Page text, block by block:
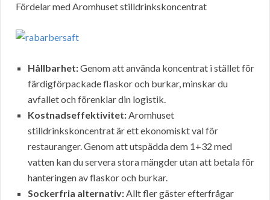
Fördelar med Aromhuset stilldrinkskoncentrat
Hållbarhet:Genom att använda koncentrat i stället för
färdigförpackade flaskor och burkar, minskar du
avfallet och förenklar din logistik.
Kostnadseffektivitet:Aromhuset
stilldrinkskoncentrat är ett ekonomiskt val för
restauranger. Genom att utspädda dem 1+32 med
vatten kan du servera stora mängder utan att betala för
hanteringen av flaskor och burkar.
Sockerfria alternativ:Allt fler gäster efterfrågar